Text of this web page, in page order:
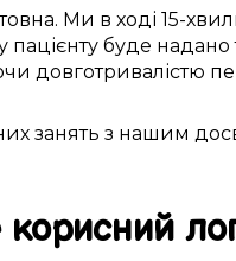
Ми в ході 15-
пацієнту буде надано
довготривалістю
занять з нашим
корисний